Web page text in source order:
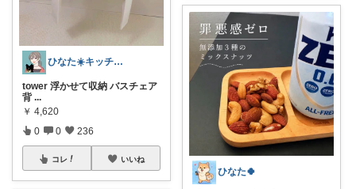
ひなた☀️キッチン✿暮らし✿美容
tower 浮かせて収納 バスチェア
背 ...
￥ 4,620
0 0 236
コレ いいね
ひなた🍀